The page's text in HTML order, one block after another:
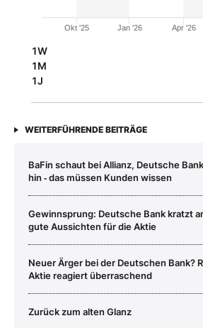
Okt '25 Jan '26 Apr '26
1W
1M
1J
WEITERFÜHRENDE BEITRÄGE
BaFin schaut bei Allianz, Deutsche
hin ‑ das müssen Kunden wissen
Gewinnsprung: Deutsche Bank kratzt
gute Aussichten für die Aktie
Neuer Ärger bei der Deutschen Bank?
Aktie reagiert überraschend
Zurück zum alten Glanz